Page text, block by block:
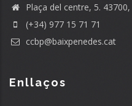
Plaça del centre, 5.
(+34) 977 15 71 71
ccbp@baixpenedes.cat
Enllaços